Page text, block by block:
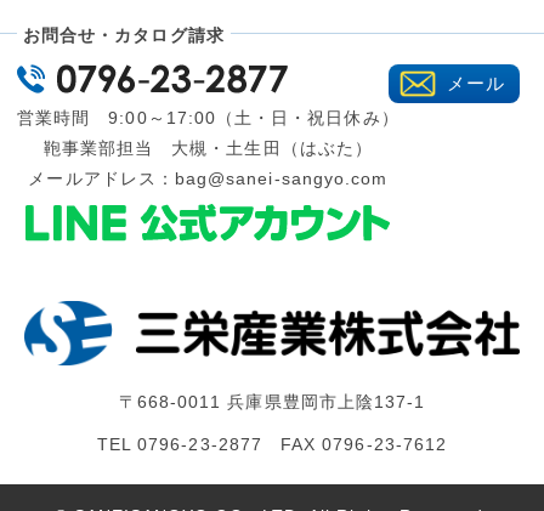
お問合せ・カタログ請求
営業時間 9:00～17:00（土・日・祝日休み）
鞄事業部担当 大槻・土生田（はぶた）
メールアドレス： bag@sanei-sangyo.com
メール
〒668-0011 兵庫県豊岡市上陰137-1
TEL 0796-23-2877 FAX 0796-23-7612